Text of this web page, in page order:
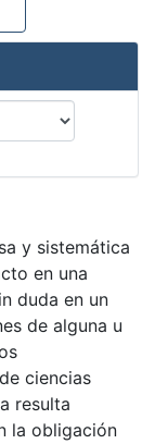
y sistemática
en una
duda en un
de alguna u
ciencias
resulta
la obligación